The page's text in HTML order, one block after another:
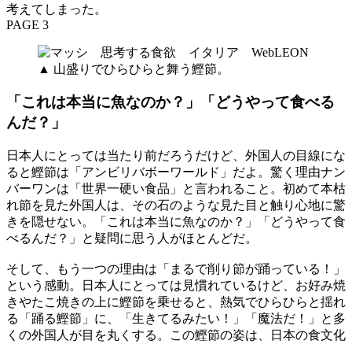
考えてしまった。
PAGE 3
▲ 山盛りでひらひらと舞う鰹節。
「これは本当に魚なのか？」「どうやって食べる
んだ？」
日本人にとっては当たり前だろうだけど、外国人の目線にな
ると鰹節は「アンビリバボーワールド」だよ。驚く理由ナン
バーワンは「世界一硬い食品」と言われること。初めて本枯
れ節を見た外国人は、その石のような見た目と触り心地に驚
きを隠せない。「これは本当に魚なのか？」「どうやって食
べるんだ？」と疑問に思う人がほとんどだ。
そして、もう一つの理由は「まるで削り節が踊っている！」
という感動。日本人にとっては見慣れているけど、お好み焼
きやたこ焼きの上に鰹節を乗せると、熱気でひらひらと揺れ
る「踊る鰹節」に、「生きてるみたい！」「魔法だ！」と多
くの外国人が目を丸くする。この鰹節の姿は、日本の食文化